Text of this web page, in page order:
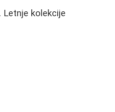
Letnje kolekcije